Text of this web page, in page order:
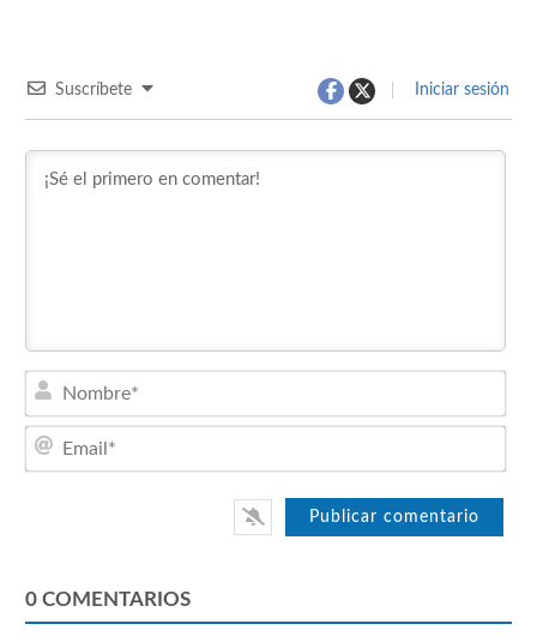
Suscríbete Iniciar sesión
0 COMENTARIOS